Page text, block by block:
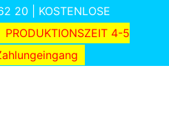
20 | KOSTENLOSE
PRODUKTIONSZEIT 4-5